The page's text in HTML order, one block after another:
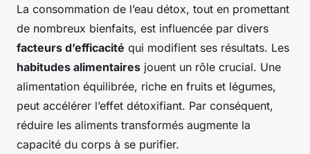
La consommation de l’eau détox, tout en promettant
de nombreux bienfaits, est influencée par divers
facteurs d’efficacité qui modifient ses résultats. Les
habitudes alimentaires jouent un rôle crucial. Une
alimentation équilibrée, riche en fruits et légumes,
peut accélérer l’effet détoxifiant. Par conséquent,
réduire les aliments transformés augmente la
capacité du corps à se purifier.